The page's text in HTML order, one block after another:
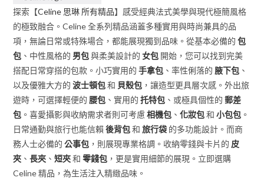
探索【Celine 思琳 所有精品】感受經典法式美學與現代極簡風格
的極致融合。Celine 全系列精品涵蓋多種實用與時尚兼具的品
項，無論日常或特殊場合，都能展現獨到品味。從基本必備的包
包 、中性風格的 男包與柔美設計的女包 開始，您可以找到完美
搭配日常穿搭的包款。小巧實用的手拿包 、率性俐落的 腋下包 、
以及優雅大方的波士頓包和 貝殼包 ，讓造型更具層次感。外出旅
遊時，可選擇輕便的 腰包 、實用的托特包 、或極具個性的郵差
包 。喜愛攝影與收納需求者則可考慮相機包 、化妝包和小包包 。
日常通勤與旅行也能信賴後背包和旅行袋 的多功能設計。而商
務人士必備的公事包 ，則展現專業格調。收納零錢與卡片的 皮
夾 、長夾 、短夾和零錢包 ，更是實用細節的展現。立即選購
Celine 精品，為生活注入精緻品味。